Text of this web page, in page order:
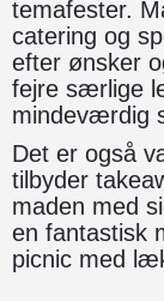
temafester.
catering og
efter ønsker
fejre særlige
mindeværdig
Det er også
tilbyder
maden med
en fantastisk
picnic med